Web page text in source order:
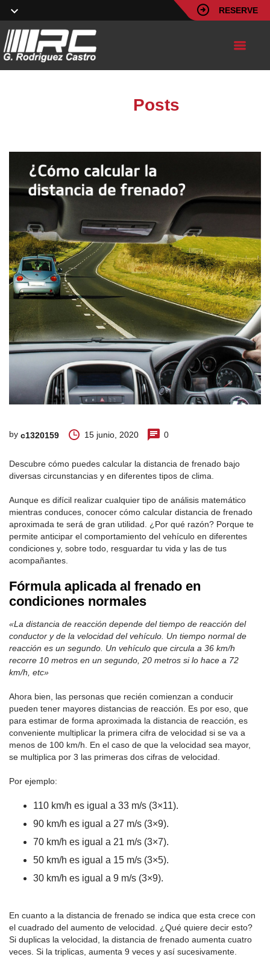
RESERVE
Posts
by c1320159 15 junio, 2020 0
Descubre cómo puedes calcular la distancia de frenado bajo
diversas circunstancias y en diferentes tipos de clima.
Aunque es difícil realizar cualquier tipo de análisis matemático
mientras conduces, conocer cómo calcular distancia de frenado
aproximada te será de gran utilidad. ¿Por qué razón? Porque te
permite anticipar el comportamiento del vehículo en diferentes
condiciones y, sobre todo, resguardar tu vida y las de tus
acompañantes.
Fórmula aplicada al frenado en
condiciones normales
«La distancia de reacción depende del tiempo de reacción del
conductor y de la velocidad del vehículo. Un tiempo normal de
reacción es un segundo. Un vehículo que circula a 36 km/h
recorre 10 metros en un segundo, 20 metros si lo hace a 72
km/h, etc»
Ahora bien, las personas que recién comienzan a conducir
pueden tener mayores distancias de reacción. Es por eso, que
para estimar de forma aproximada la distancia de reacción, es
conveniente multiplicar la primera cifra de velocidad si se va a
menos de 100 km/h. En el caso de que la velocidad sea mayor,
se multiplica por 3 las primeras dos cifras de velocidad.
Por ejemplo:
110 km/h es igual a 33 m/s (3×11).
90 km/h es igual a 27 m/s (3×9).
70 km/h es igual a 21 m/s (3×7).
50 km/h es igual a 15 m/s (3×5).
30 km/h es igual a 9 m/s (3×9).
En cuanto a la distancia de frenado se indica que esta crece con
el cuadrado del aumento de velocidad. ¿Qué quiere decir esto?
Si duplicas la velocidad, la distancia de frenado aumenta cuatro
veces. Si la triplicas, aumenta 9 veces y así sucesivamente.